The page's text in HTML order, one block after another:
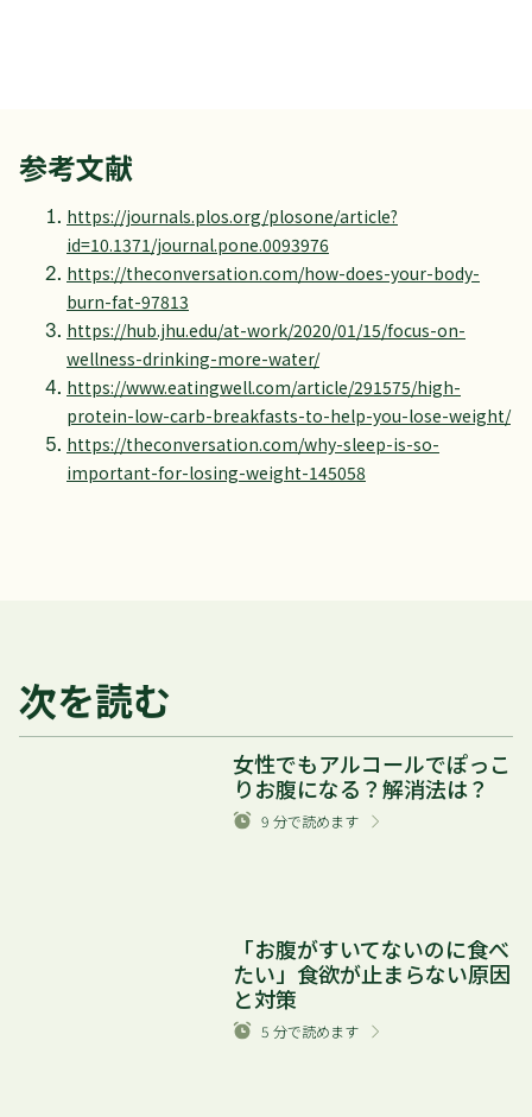
参考文献
https://journals.plos.org/plosone/article?
id=10.1371/journal.pone.0093976
https://theconversation.com/how-does-your-body-
burn-fat-97813
https://hub.jhu.edu/at-work/2020/01/15/focus-on-
wellness-drinking-more-water/
https://www.eatingwell.com/article/291575/high-
protein-low-carb-breakfasts-to-help-you-lose-weight/
https://theconversation.com/why-sleep-is-so-
important-for-losing-weight-145058
次を読む
女性でもアルコールでぽっこ
りお腹になる？解消法は？
9 分で読めます
「お腹がすいてないのに食べ
たい」食欲が止まらない原因
と対策
5 分で読めます